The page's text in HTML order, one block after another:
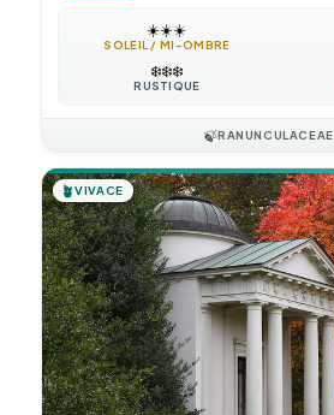
☀️☀️☀️
SOLEIL / MI-OMBRE
❄️❄️❄️
RUSTIQUE
🍃RANUNCULACEAE
🪴VIVACE